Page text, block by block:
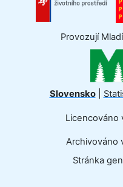
Provozují
Slovensko|
Licencováno
Archivováno
Stránka